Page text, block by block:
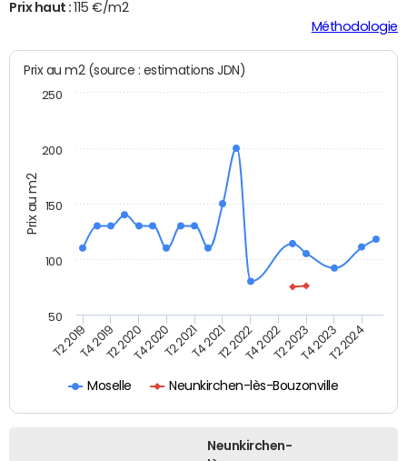
Prix haut :
115 €/m2
Méthodologie
Prix au m2
Prix au m2 (source : estimations JDN)
Moselle Neunkirchen-lès-Bouzonville
T2 2019T4 2019T2 2020T4 2020T2 2021T4 2021T2 2022T4 2022T2 2023T4 2023T2 2024
50
100
150
200
250
Neunkirchen-